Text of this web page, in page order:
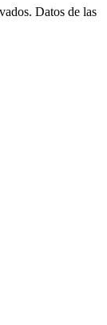
Datos de las